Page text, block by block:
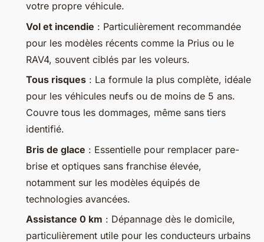
votre propre véhicule.
Vol et incendie : Particulièrement recommandée
pour les modèles récents comme la Prius ou le
RAV4, souvent ciblés par les voleurs.
Tous risques : La formule la plus complète, idéale
pour les véhicules neufs ou de moins de 5 ans.
Couvre tous les dommages, même sans tiers
identifié.
Bris de glace : Essentielle pour remplacer pare-
brise et optiques sans franchise élevée,
notamment sur les modèles équipés de
technologies avancées.
Assistance 0 km : Dépannage dès le domicile,
particulièrement utile pour les conducteurs urbains